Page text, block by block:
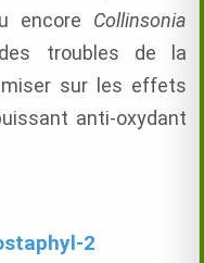
encore Collinsonia
troubles de la
sur les effets
anti-oxydant
2